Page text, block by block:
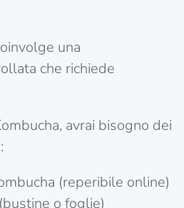
una
che richiede
avrai bisogno dei
(reperibile online)
o foglie)